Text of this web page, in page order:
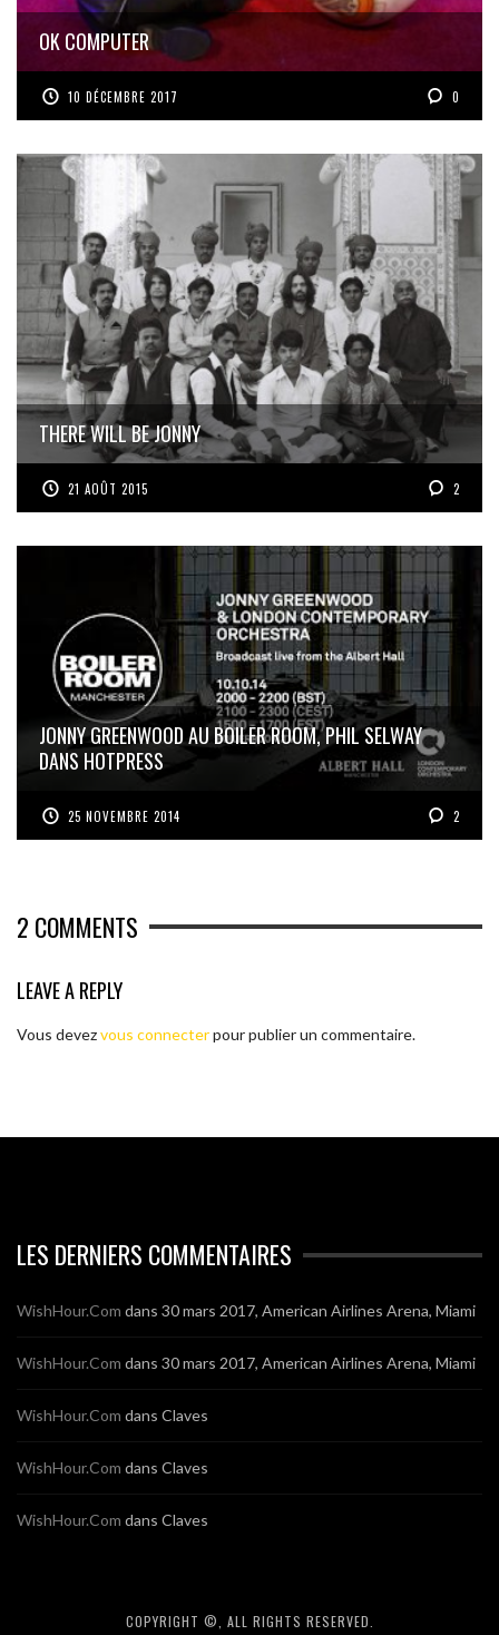
OK COMPUTER
10 DÉCEMBRE 2017 0
THERE WILL BE JONNY
21 AOÛT 2015 2
JONNY GREENWOOD AU BOILER ROOM, PHIL SELWAY
DANS HOTPRESS
25 NOVEMBRE 2014 2
2 COMMENTS
LEAVE A REPLY
Vous devezvous connecterpour publier un commentaire.
LES DERNIERS COMMENTAIRES
WishHour.Com dans 30 mars 2017, American Airlines Arena, Miami
WishHour.Com dans 30 mars 2017, American Airlines Arena, Miami
WishHour.Com dans Claves
WishHour.Com dans Claves
WishHour.Com dans Claves
COPYRIGHT ©, ALL RIGHTS RESERVED.